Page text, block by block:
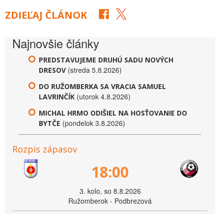
ZDIEĽAJ ČLÁNOK
Najnovšie články
PREDSTAVUJEME DRUHÚ SADU NOVÝCH
DRESOV (streda 5.8.2026)
DO RUŽOMBERKA SA VRACIA SAMUEL
LAVRINČÍK (utorok 4.8.2026)
MICHAL HRMO ODIŠIEL NA HOSŤOVANIE DO
BYTČE (pondelok 3.8.2026)
Rozpis zápasov
18:00
3. kolo, so 8.8.2026
Ružomberok - Podbrezová